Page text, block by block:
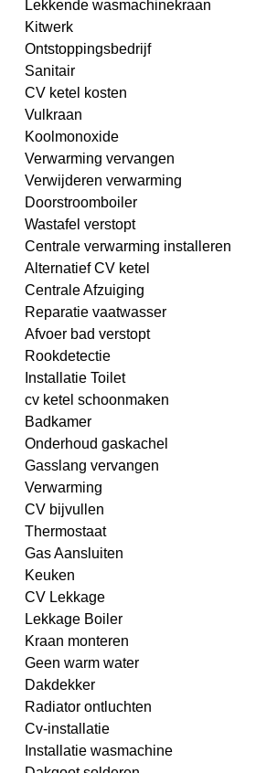
Lekkende wasmachinekraan
Kitwerk
Ontstoppingsbedrijf
Sanitair
CV ketel kosten
Vulkraan
Koolmonoxide
Verwarming vervangen
Verwijderen verwarming
Doorstroomboiler
Wastafel verstopt
Centrale verwarming installeren
Alternatief CV ketel
Centrale Afzuiging
Reparatie vaatwasser
Afvoer bad verstopt
Rookdetectie
Installatie Toilet
cv ketel schoonmaken
Badkamer
Onderhoud gaskachel
Gasslang vervangen
Verwarming
CV bijvullen
Thermostaat
Gas Aansluiten
Keuken
CV Lekkage
Lekkage Boiler
Kraan monteren
Geen warm water
Dakdekker
Radiator ontluchten
Cv-installatie
Installatie wasmachine